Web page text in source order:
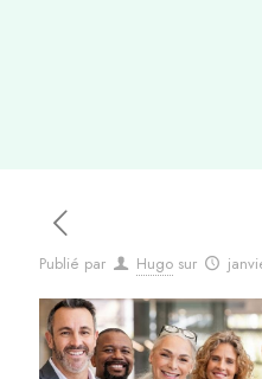
Publié par Hugo sur